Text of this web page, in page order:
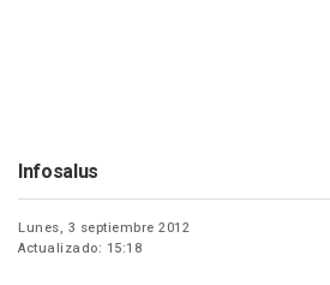
Infosalus
Lunes, 3 septiembre 2012
Actualizado: 15:18